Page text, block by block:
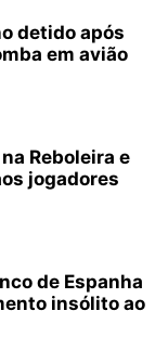
detido após
em avião
Reboleira e
jogadores
de Espanha
insólito ao